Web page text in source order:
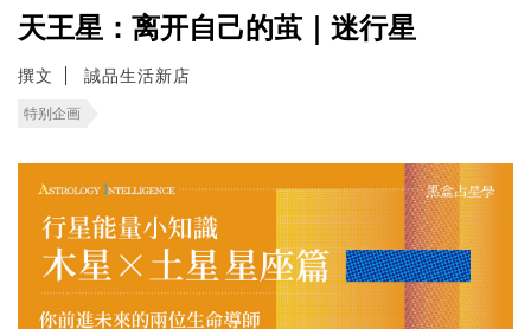
天王星：离开自己的茧｜迷行星
撰文 誠品生活新店
特别企画